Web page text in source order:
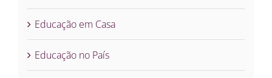
Educação em Casa
Educação no País